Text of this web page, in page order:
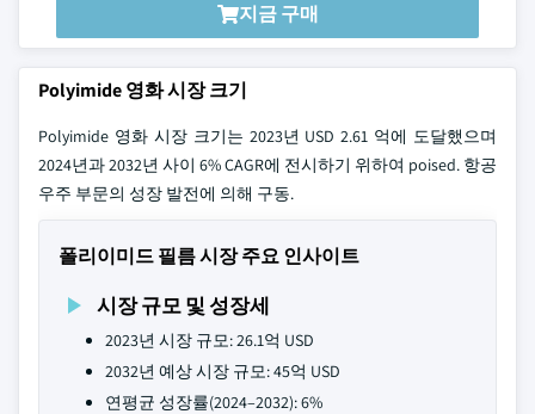
지금 구매
Polyimide 영화 시장 크기
Polyimide 영화 시장 크기는 2023년 USD 2.61 억에 도달했으며
2024년과 2032년 사이 6% CAGR에 전시하기 위하여 poised. 항공
우주 부문의 성장 발전에 의해 구동.
폴리이미드 필름 시장 주요 인사이트
시장 규모 및 성장세
2023년 시장 규모: 26.1억 USD
2032년 예상 시장 규모: 45억 USD
연평균 성장률(2024–2032): 6%